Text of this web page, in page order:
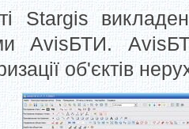
Stargis
AvisБТИ.
об'єктів